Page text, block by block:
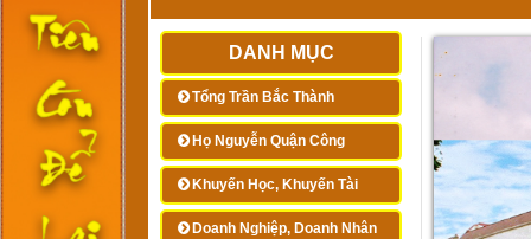
DANH MỤC
Tổng Trần Bắc Thành
Họ Nguyễn Quận Công
Khuyến Học, Khuyến Tài
Doanh Nghiệp, Doanh Nhân